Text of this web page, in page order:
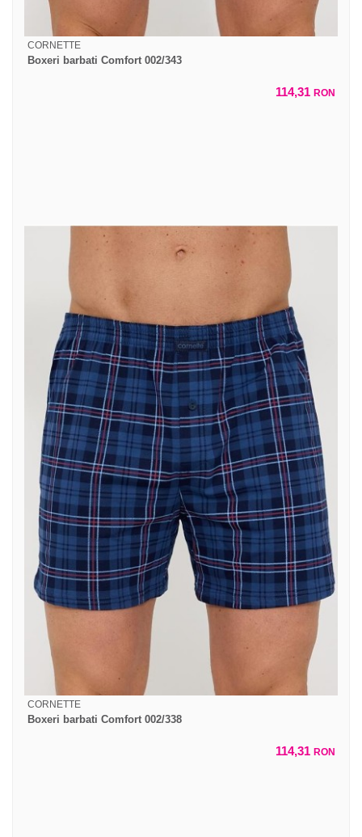
CORNETTE
Boxeri barbati Comfort 002/343
114,31 RON
CORNETTE
Boxeri barbati Comfort 002/338
114,31 RON